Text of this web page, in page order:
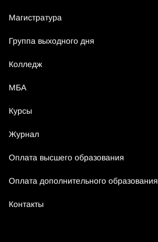
Магистратура
Группа выходного дня
Колледж
МБА
Курсы
Журнал
Оплата высшего образования
Оплата дополнительного образования
Контакты